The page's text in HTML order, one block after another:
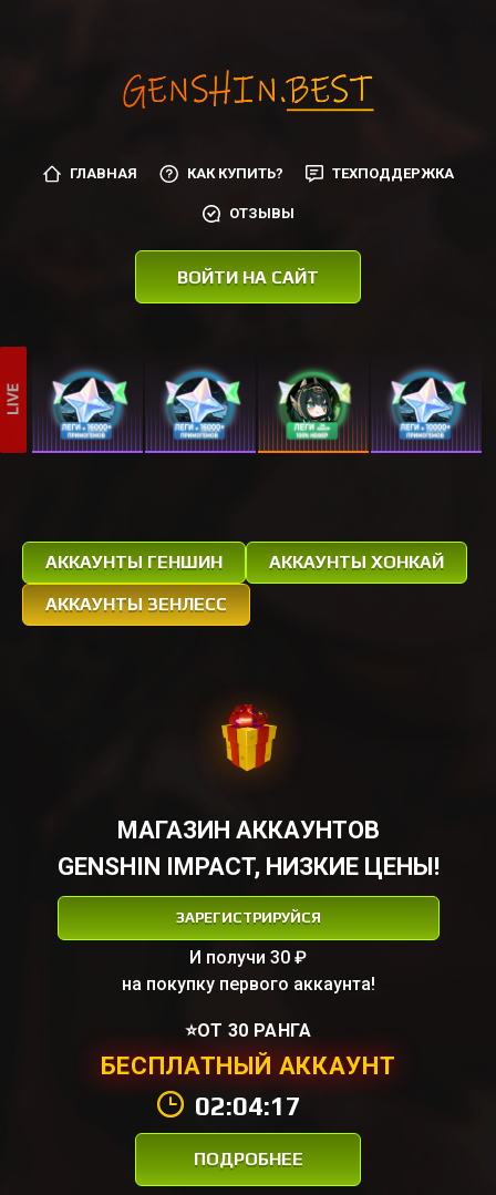
ГЛАВНАЯ КАК КУПИТЬ? ТЕХПОДДЕРЖКА
ОТЗЫВЫ
ВОЙТИ НА САЙТ
АККАУНТЫ ГЕНШИН
АККАУНТЫ ХОНКАЙ
АККАУНТЫ ЗЕНЛЕСС
МАГАЗИН АККАУНТОВ
GENSHIN IMPACT, НИЗКИЕ ЦЕНЫ!
ЗАРЕГИСТРИРУЙСЯ
И получи 30 ₽
на покупку первого аккаунта!
⭐ОТ 30 РАНГА
БЕСПЛАТНЫЙ АККАУНТ
02:04:17
ПОДРОБНЕЕ